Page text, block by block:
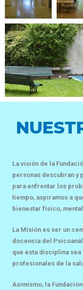
La visión de la
personas descubran
para enfrentar los
tiempo, aspiramos a
bienestar físico,
La Misión es ser un
docencia del
que esta disciplina
profesionales de la
Asimismo, la